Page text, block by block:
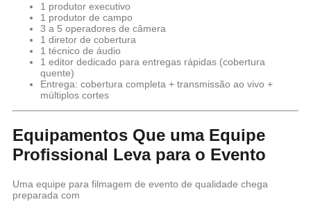
1 produtor executivo
1 produtor de campo
3 a 5 operadores de câmera
1 diretor de cobertura
1 técnico de áudio
1 editor dedicado para entregas rápidas (cobertura
quente)
Entrega: cobertura completa + transmissão ao vivo +
múltiplos cortes
Equipamentos Que uma Equipe
Profissional Leva para o Evento
Uma equipe para filmagem de evento de qualidade chega
preparada com